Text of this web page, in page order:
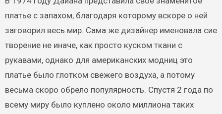
платье с запахом, благодаря которому вскоре о ней
заговорил весь мир. Сама же дизайнер именовала сие
творение не иначе, как просто куском ткани с
рукавами, однако для американских модниц это
платье было глотком свежего воздуха, а потому
весьма скоро обрело популярность. Спустя 2 года по
всему миру было куплено около миллиона таких